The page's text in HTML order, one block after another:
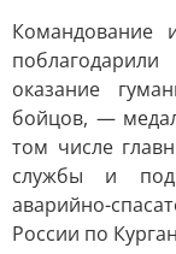
Командование
оказание
бойцов, —
том числе
службы и
аварийно-
России по